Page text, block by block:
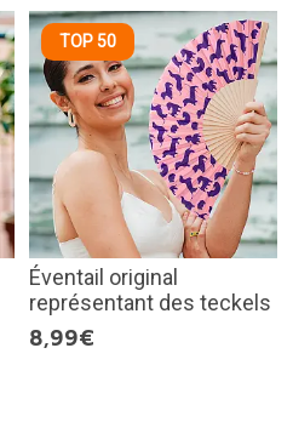
TOP 50
Éventail original
représentant des teckels
8,99€